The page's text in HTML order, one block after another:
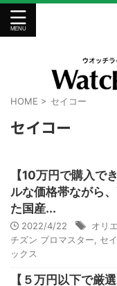
HOME > セイコー
セイコー
【10万円で購入で
ルな価格帯ながら
た国産...
2022/4/22 オリ
チズン プロマスター
セ
ックス
【５万円以下で厳